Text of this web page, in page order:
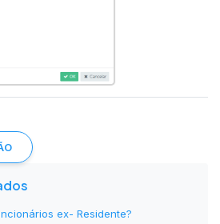
ex- Residente?